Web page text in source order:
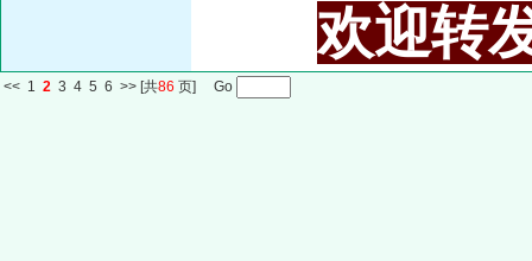
欢迎转
<< 1 2 3 4 5 6 >> [共86 页] Go